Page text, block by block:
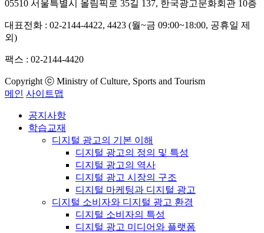
05510 서울특별시 올림픽로 35길 137, 한국광고문화회관 10층
대표전화 : 02-2144-4422, 4423 (월~금 09:00~18:00, 공휴일 제
외)
팩스 : 02-2144-4420
Copyright ⓒ Ministry of Culture, Sports and Tourism
메인 사이트맵
공지사항
학습교재
디지털 광고의 기본 이해
디지털 광고의 정의 및 특성
디지털 광고의 역사
디지털 광고 시장의 구조
디지털 마케팅과 디지털 광고
디지털 소비자와 디지털 광고 환경
디지털 소비자의 특성
디지털 광고 미디어와 플랫폼